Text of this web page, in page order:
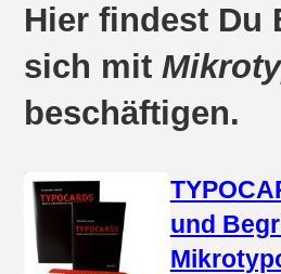
Hier findest Du
sich mit
beschäftigen.
und